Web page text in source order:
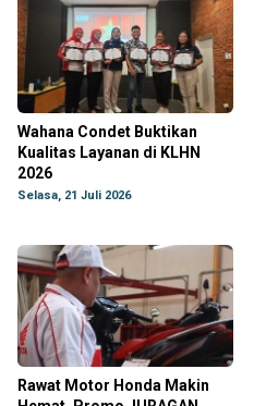
Wahana Condet Buktikan
Kualitas Layanan di KLHN
2026
Selasa, 21 Juli 2026
Rawat Motor Honda Makin